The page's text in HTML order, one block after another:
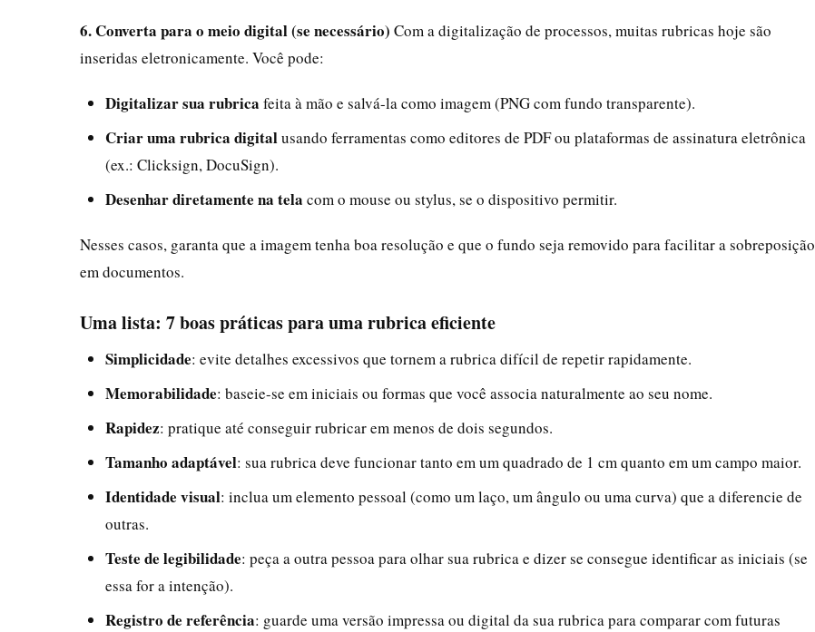
6. Converta para o meio digital (se necessário) Com a digitalização de processos, muitas rubricas hoje são
inseridas eletronicamente. Você pode:
Digitalizar sua rubrica feita à mão e salvá-la como imagem (PNG com fundo transparente).
Criar uma rubrica digitalusando ferramentas como editores de PDF ou plataformas de assinatura eletrônica
(ex.: Clicksign, DocuSign).
Desenhar diretamente na tela com o mouse ou stylus, se o dispositivo permitir.
Nesses casos, garanta que a imagem tenha boa resolução e que o fundo seja removido para facilitar a sobreposição
em documentos.
Uma lista: 7 boas práticas para uma rubrica eficiente
Simplicidade: evite detalhes excessivos que tornem a rubrica difícil de repetir rapidamente.
Memorabilidade: baseie-se em iniciais ou formas que você associa naturalmente ao seu nome.
Rapidez: pratique até conseguir rubricar em menos de dois segundos.
Tamanho adaptável: sua rubrica deve funcionar tanto em um quadrado de 1 cm quanto em um campo maior.
Identidade visual: inclua um elemento pessoal (como um laço, um ângulo ou uma curva) que a diferencie de
outras.
Teste de legibilidade: peça a outra pessoa para olhar sua rubrica e dizer se consegue identificar as iniciais (se
essa for a intenção).
Registro de referência: guarde uma versão impressa ou digital da sua rubrica para comparar com futuras